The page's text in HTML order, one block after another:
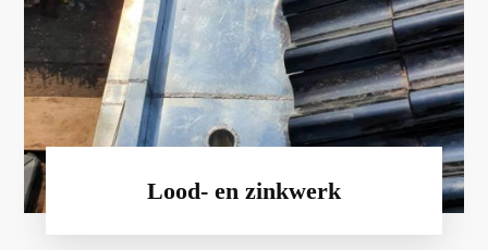
Lood- en zinkwerk